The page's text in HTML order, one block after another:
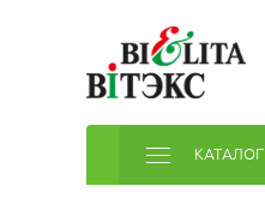
КАТАЛОГ